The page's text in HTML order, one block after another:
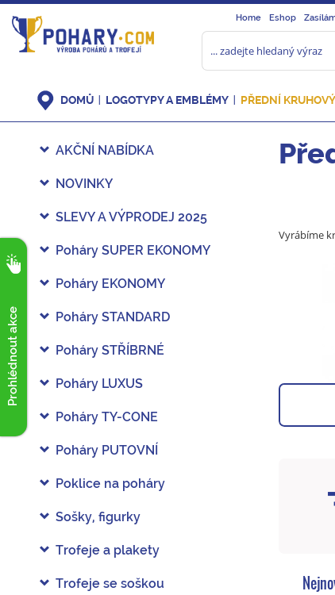
Home Eshop
Prohlédnout akce
DOMŮ LOGOTYPY A EMBLÉMY PŘEDNÍ
AKČNÍ NABÍDKA
NOVINKY
SLEVY A VÝPRODEJ 2025
Poháry SUPER EKONOMY
Poháry EKONOMY
Poháry STANDARD
Poháry STŘÍBRNÉ
Poháry LUXUS
Poháry TY-CONE
Poháry PUTOVNÍ
Poklice na poháry
Sošky, figurky
Trofeje a plakety
Trofeje se soškou
Vyrábíme